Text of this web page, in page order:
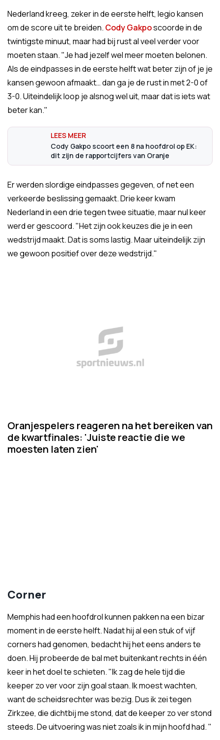
Nederland kreeg, zeker in de eerste helft, legio kansen
om de score uit te breiden. Cody Gakposcoorde in de
twintigste minuut, maar had bij rust al veel verder voor
moeten staan. "Je had jezelf wel meer moeten belonen.
Als de eindpasses in de eerste helft wat beter zijn of je je
kansen gewoon afmaakt… dan ga je de rust in met 2-0 of
3-0. Uiteindelijk loop je alsnog wel uit, maar dat is iets wat
beter kan."
Cody Gakpo scoort een 8 na hoofdrol op EK:
dit zijn de rapportcijfers van Oranje
Er werden slordige eindpasses gegeven, of net een
verkeerde beslissing gemaakt. Drie keer kwam
Nederland in een drie tegen twee situatie, maar nul keer
werd er gescoord. "Het zijn ook keuzes die je in een
wedstrijd maakt. Dat is soms lastig. Maar uiteindelijk zijn
we gewoon positief over deze wedstrijd."
Oranjespelers reageren na het bereiken van
de kwartfinales: 'Juiste reactie die we
moesten laten zien'
Corner
Memphis had een hoofdrol kunnen pakken na een bizar
moment in de eerste helft. Nadat hij al een stuk of vijf
corners had genomen, bedacht hij het eens anders te
doen. Hij probeerde de bal met buitenkant rechts in één
keer in het doel te schieten. "Ik zag de hele tijd die
keeper zo ver voor zijn goal staan. Ik moest wachten,
want de scheidsrechter was bezig. Dus ik zei tegen
Zirkzee, die dichtbij me stond, dat de keeper zo ver stond
steeds. De uitvoering was niet zoals ik in mijn hoofd had. "